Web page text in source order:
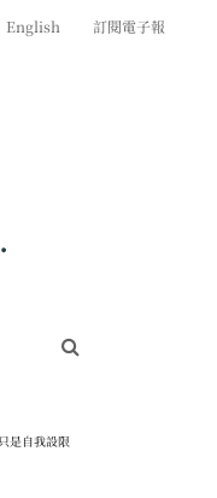
English 訂閱電子報
是自我設限